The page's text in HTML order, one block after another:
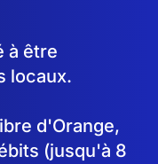
à être
locaux.
d'Orange,
(jusqu'à 8